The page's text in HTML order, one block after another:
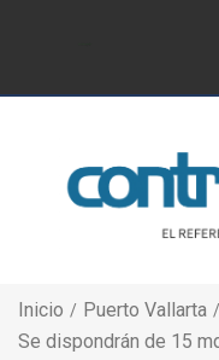
Inicio
Puerto Vallarta
Se dispondrán de 15